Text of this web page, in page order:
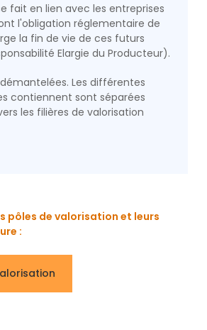
fait en lien avec les entreprises
l'obligation réglementaire de
la fin de vie de ces futurs
Elargie du Producteur).
Les différentes
contiennent sont séparées
les filières de valorisation
pôles de valorisation et leurs
: